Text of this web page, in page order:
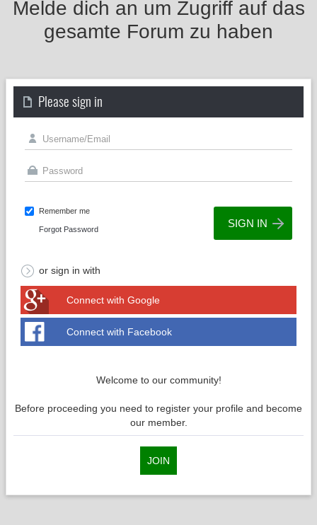
Melde dich an um Zugriff auf das
gesamte Forum zu haben
Please sign in
Remember me
Forgot Password
or sign in with
Connect with Google
Connect with Facebook
Welcome to our community!
Before proceeding you need to register your profile and become
our member.
JOIN